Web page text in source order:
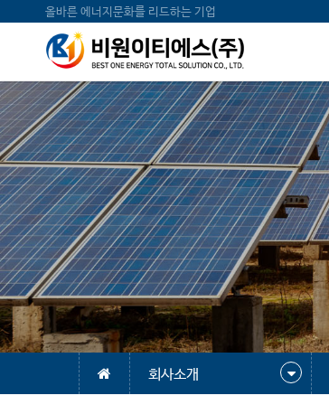
올바른 에너지문화를 리드하는 기업
회사소개